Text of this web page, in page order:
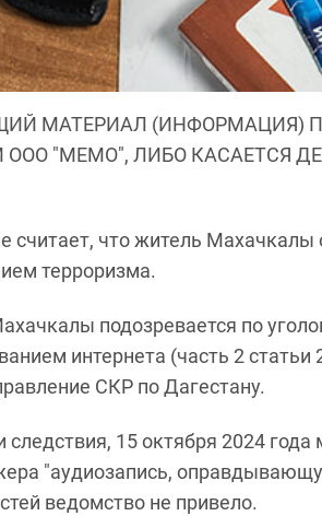
МАТЕРИАЛ (ИНФОРМАЦИЯ)
ООО "МЕМО", ЛИБО КАСАЕТСЯ
считает, что житель
терроризма.
подозревается по
интернета (часть 2
СКР по Дагестану.
следствия, 15 октября 2024
"аудиозапись,
ведомство не привело.